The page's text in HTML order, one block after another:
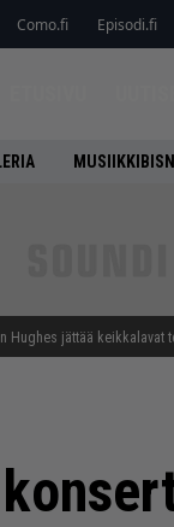
Como.fi Episodi.fi
Hughes jättää keikkalavat